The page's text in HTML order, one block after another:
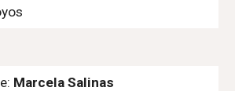
Marcela Salinas